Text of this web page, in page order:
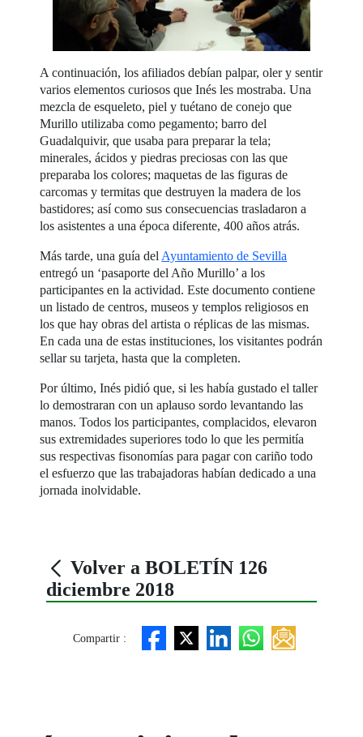
A continuación, los afiliados debían palpar, oler y sentir
varios elementos curiosos que Inés les mostraba. Una
mezcla de esqueleto, piel y tuétano de conejo que
Murillo utilizaba como pegamento; barro del
Guadalquivir, que usaba para preparar la tela;
minerales, ácidos y piedras preciosas con las que
preparaba los colores; maquetas de las figuras de
carcomas y termitas que destruyen la madera de los
bastidores; así como sus consecuencias trasladaron a
los asistentes a una época diferente, 400 años atrás.
Más tarde, una guía del Ayuntamiento de Sevilla
entregó un ‘pasaporte del Año Murillo’ a los
participantes en la actividad. Este documento contiene
un listado de centros, museos y templos religiosos en
los que hay obras del artista o réplicas de las mismas.
En cada una de estas instituciones, los visitantes podrán
sellar su tarjeta, hasta que la completen.
Por último, Inés pidió que, si les había gustado el taller
lo demostraran con un aplauso sordo levantando las
manos. Todos los participantes, complacidos, elevaron
sus extremidades superiores todo lo que les permitía
sus respectivas fisonomías para pagar con cariño todo
el esfuerzo que las trabajadoras habían dedicado a una
jornada inolvidable.
Volver a BOLETÍN 126
diciembre 2018
Compartir :